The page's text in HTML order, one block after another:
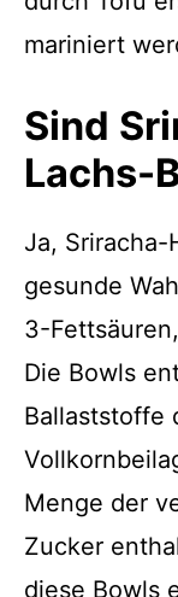
mariniert
Sind
Lachs-
Ja,
gesunde
3-
Die Bowls
Ballaststoffe
Menge der
Zucker
diese Bowls